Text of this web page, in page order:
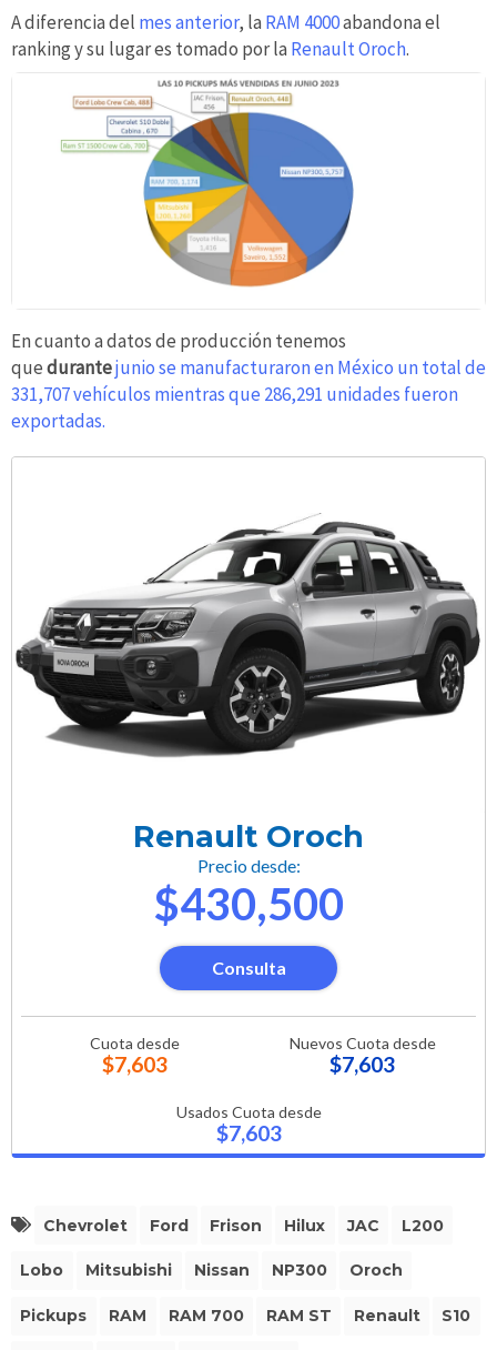
A diferencia del mes anterior, la RAM 4000abandona el
ranking y su lugar es tomado por la Renault Oroch.
En cuanto a datos de producción tenemos
quedurantejunio se manufacturaron en México un total de
331,707 vehículos mientras que 286,291 unidades fueron
exportadas.
Renault Oroch
Precio desde:
$430,500
Consulta
Cuota desde
$7,603
Nuevos Cuota desde
$7,603
Usados Cuota desde
$7,603
Chevrolet Ford Frison Hilux JAC L200
Lobo Mitsubishi Nissan NP300 Oroch
Pickups RAM RAM 700 RAM ST Renault S10